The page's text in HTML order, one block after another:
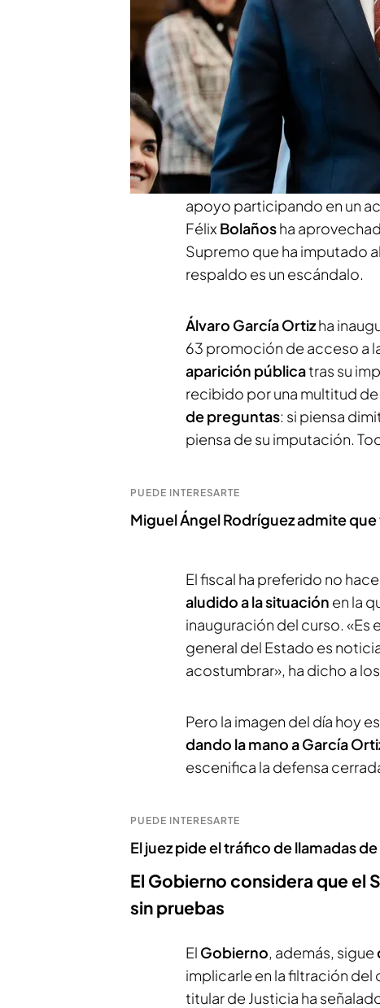
Compartir
ElGobierno vuelve a
su imputaciónpor,
novio de Isabel DíazAyuso.
Camacho
, el ministro de
apoyo participando en un
Félix Bolañosha
Supremo que ha imputado
respaldo es un escándalo.
Álvaro García Ortizha
63 promoción de acceso a
aparición públicatras su
recibido por una multitud
de preguntas: si piensa
piensa de su imputación.
PUEDE INTERESARTE
Miguel Ángel Rodríguez admite
El fiscal ha preferido no
aludido a la situación en la
inauguración del curso. «Es
general del Estado es
acostumbrar», ha dicho a
Pero la imagen del día hoy
dando la mano a García
escenifica la defensa
PUEDE INTERESARTE
El juez pide el tráfico de llamadas
El Gobierno considera que el
sin pruebas
El Gobierno, además, sigue
implicarle en la filtración del
titular de Justicia ha